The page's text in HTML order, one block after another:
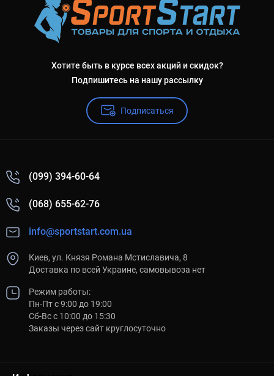
Хотите быть в курсе всех акций и скидок?
Подпишитесь на нашу рассылку
Подписаться
(099) 394-60-64
(068) 655-62-76
info@sportstart.com.ua
Киев, ул. Князя Романа Мстиславича, 8
Доставка по всей Украине, самовывоза нет
Режим работы:
Пн-Пт с 9:00 до 19:00
Сб-Вс с 10:00 до 15:30
Заказы через сайт круглосуточно